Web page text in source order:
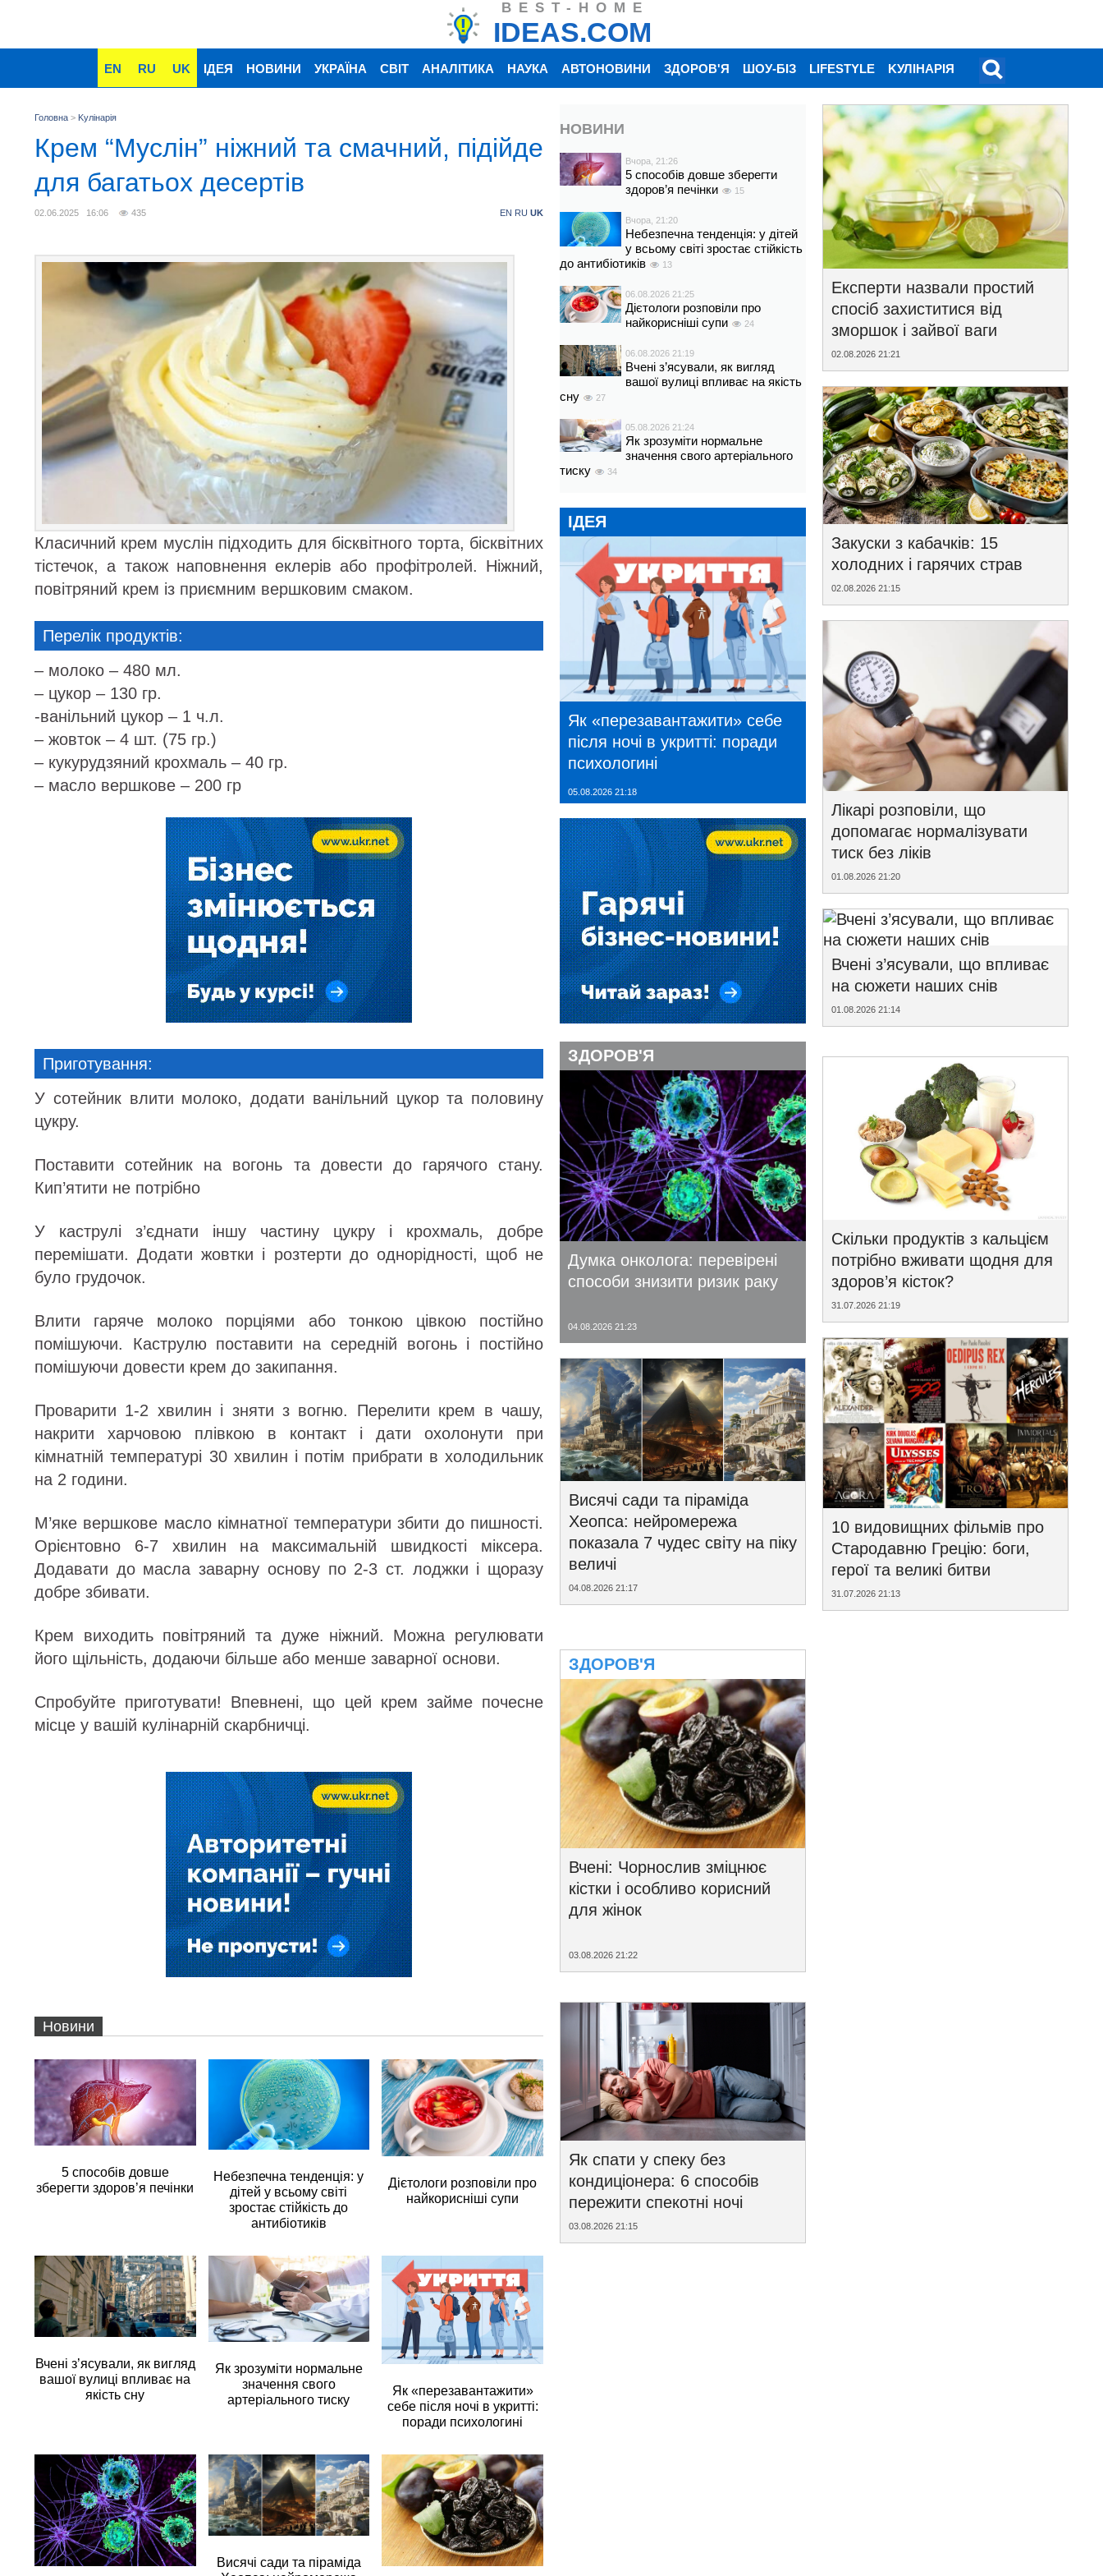
BEST-HOME
IDEAS.COM
EN RU UK ІДЕЯ НОВИНИ УКРАЇНА СВІТ АНАЛІТИКА НАУКА АВТОНОВИНИ ЗДОРОВ'Я ШОУ-БІЗ LIFESTYLE KУЛІНАРІЯ
Головна > Kулінарія
Крем “Муслін” ніжний та смачний, підійде
для багатьох десертів
02.06.2025 16:06 435 EN RU UK
Класичний крем муслін підходить для бісквітного торта, бісквітних
тістечок, а також наповнення еклерів або профітролей. Ніжний,
повітряний крем із приємним вершковим смаком.
Перелік продуктів:
– молоко – 480 мл.
– цукор – 130 гр.
-ванільний цукор – 1 ч.л.
– жовток – 4 шт. (75 гр.)
– кукурудзяний крохмаль – 40 гр.
– масло вершкове – 200 гр
Приготування:
У сотейник влити молоко, додати ванільний цукор та половину
цукру.
Поставити сотейник на вогонь та довести до гарячого стану.
Кип’ятити не потрібно
У каструлі з’єднати іншу частину цукру і крохмаль, добре
перемішати. Додати жовтки і розтерти до однорідності, щоб не
було грудочок.
Влити гаряче молоко порціями або тонкою цівкою постійно
помішуючи. Каструлю поставити на середній вогонь і постійно
помішуючи довести крем до закипання.
Проварити 1-2 хвилин і зняти з вогню. Перелити крем в чашу,
накрити харчовою плівкою в контакт і дати охолонути при
кімнатній температурі 30 хвилин і потім прибрати в холодильник
на 2 години.
М’яке вершкове масло кімнатної температури збити до пишності.
Орієнтовно 6-7 хвилин на максимальній швидкості міксера.
Додавати до масла заварну основу по 2-3 ст. лоджки і щоразу
добре збивати.
Крем виходить повітряний та дуже ніжний. Можна регулювати
його щільність, додаючи більше або менше заварної основи.
Спробуйте приготувати! Впевнені, що цей крем займе почесне
місце у вашій кулінарній скарбничці.
Новини
5 способів довше
зберегти здоров’я печінки
Небезпечна тенденція: у
дітей у всьому світі
зростає стійкість до
антибіотиків
Дієтологи розповіли про
найкорисніші супи
Вчені з’ясували, як вигляд
вашої вулиці впливає на
якість сну
Як зрозуміти нормальне
значення свого
артеріального тиску
Як «перезавантажити»
себе після ночі в укритті:
поради психологині
Висячі сади та піраміда
НОВИНИ
Вчора, 21:26
5 способів довше зберегти
здоров’я печінки
15
Вчора, 21:20
Небезпечна тенденція: у дітей
у всьому світі зростає стійкість
до антибіотиків
13
06.08.2026 21:25
Дієтологи розповіли про
найкорисніші супи
24
06.08.2026 21:19
Вчені з’ясували, як вигляд
вашої вулиці впливає на якість
сну
27
05.08.2026 21:24
Як зрозуміти нормальне
значення свого артеріального
тиску
34
ІДЕЯ
Як «перезавантажити» себе
після ночі в укритті: поради
психологині
05.08.2026 21:18
ЗДОРОВ'Я
Думка онколога: перевірені
способи знизити ризик раку
04.08.2026 21:23
Висячі сади та піраміда
Хеопса: нейромережа
показала 7 чудес світу на піку
величі
04.08.2026 21:17
ЗДОРОВ'Я
Вчені: Чорнослив зміцнює
кістки і особливо корисний
для жінок
03.08.2026 21:22
Як спати у спеку без
кондиціонера: 6 способів
пережити спекотні ночі
03.08.2026 21:15
Експерти назвали простий
спосіб захиститися від
зморшок і зайвої ваги
02.08.2026 21:21
Закуски з кабачків: 15
холодних і гарячих страв
02.08.2026 21:15
Лікарі розповіли, що
допомагає нормалізувати
тиск без ліків
01.08.2026 21:20
Вчені з’ясували, що впливає
на сюжети наших снів
01.08.2026 21:14
Скільки продуктів з кальцієм
потрібно вживати щодня для
здоров’я кісток?
31.07.2026 21:19
10 видовищних фільмів про
Стародавню Грецію: боги,
герої та великі битви
31.07.2026 21:13